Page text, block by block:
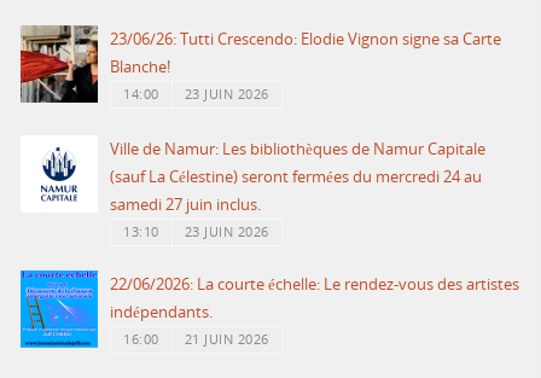
23/06/26: Tutti Crescendo: Elodie Vignon signe sa Carte
Blanche!
14:00 23 JUIN 2026
Ville de Namur: Les bibliothèques de Namur Capitale
(sauf La Célestine) seront fermées du mercredi 24 au
samedi 27 juin inclus.
13:10 23 JUIN 2026
22/06/2026: La courte échelle: Le rendez-vous des artistes
indépendants.
16:00 21 JUIN 2026